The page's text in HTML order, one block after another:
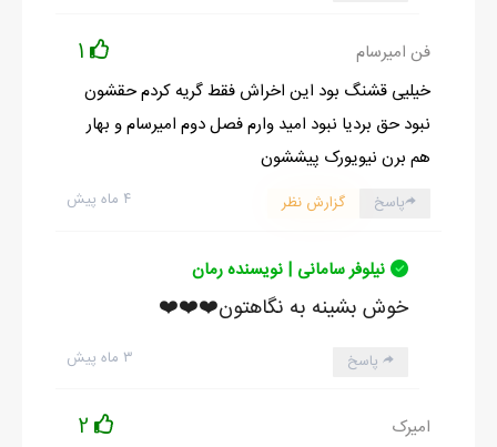
فن امیرسام 1
خیلیی قشنگ بود این اخراش فقط گریه کردم حقشون
نبود حق بردیا نبود امید وارم فصل دوم امیرسام و بهار
هم برن نیویورک پیششون
۴ ماه پیش پاسخ گزارش نظر
نیلوفر سامانی | نویسنده رمان
خوش بشینه به نگاهتون❤️❤️❤️
۳ ماه پیش پاسخ
امیرک 2